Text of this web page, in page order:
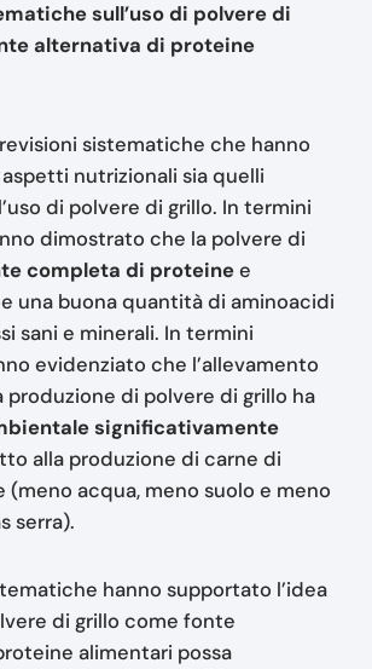
sull’uso di polvere di
alternativa di proteine
sistematiche che hanno
nutrizionali sia quelli
di polvere di grillo. In termini
dimostrato che la polvere di
completa di proteinee
una buona quantità di aminoacidi
sani e minerali. In termini
evidenziato che l’allevamento
di polvere di grillo ha
significativamente
alla produzione di carne di
(meno acqua, meno suolo e meno
serra).
hanno supportato l’idea
di grillo come fonte
alimentari possa